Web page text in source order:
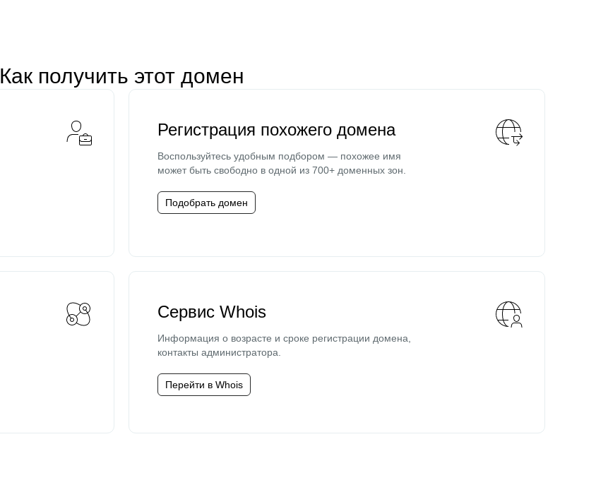
Как получить этот домен
Регистрация похожего домена
Воспользуйтесь удобным подбором — похожее имя
может быть свободно в одной из 700+ доменных зон.
Подобрать домен
Сервис Whois
Информация о возрасте и сроке регистрации домена,
контакты администратора.
Перейти в Whois